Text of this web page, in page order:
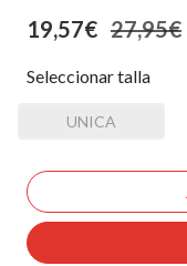
19,57€ 27,95€
Seleccionar talla
UNICA